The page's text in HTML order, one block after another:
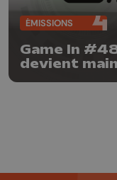
ÉMISSIONS
Game In
devient